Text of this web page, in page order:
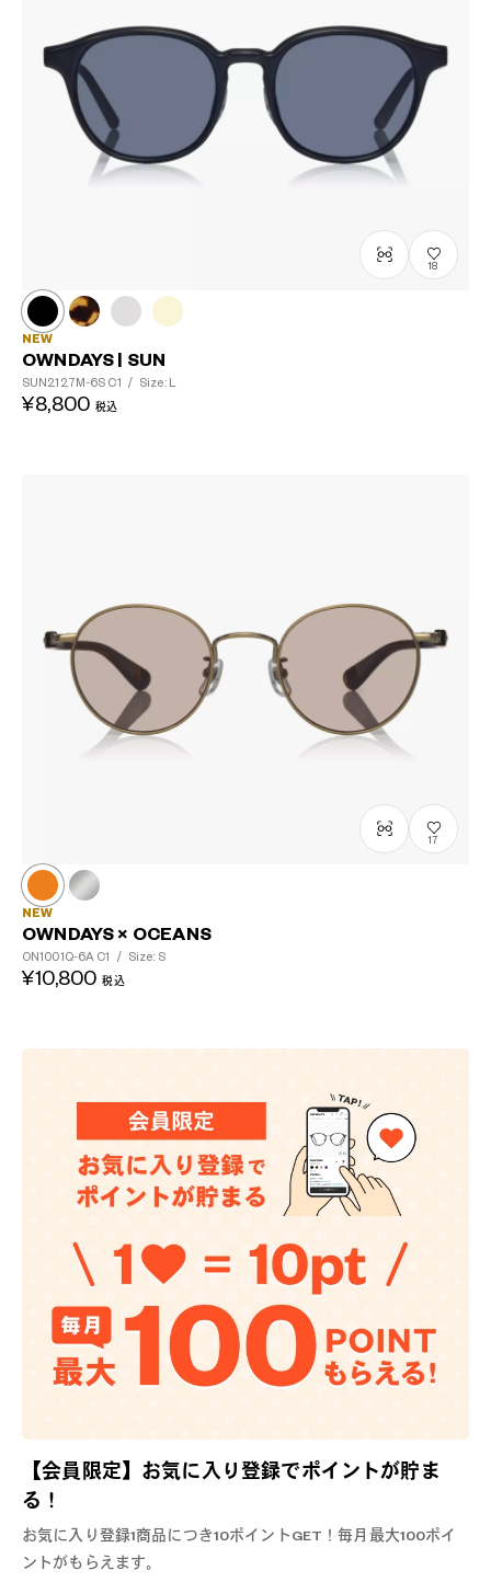
【会員限定】お気に入り登録でポイントが貯ま
る！
お気に入り登録1商品につき10ポイントGET！毎月最大100ポイ
ントがもらえます。
18
NEW
OWNDAYS | SUN
SUN2127M-6S C1 / Size: L
¥8,800 税込
17
NEW
OWNDAYS × OCEANS
ON1001Q-6A C1 / Size: S
¥10,800 税込